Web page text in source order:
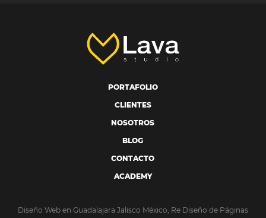
PORTAFOLIO
CLIENTES
NOSOTROS
BLOG
CONTACTO
ACADEMY
Diseño Web en Guadalajara Jalisco México, Re Diseño de Páginas